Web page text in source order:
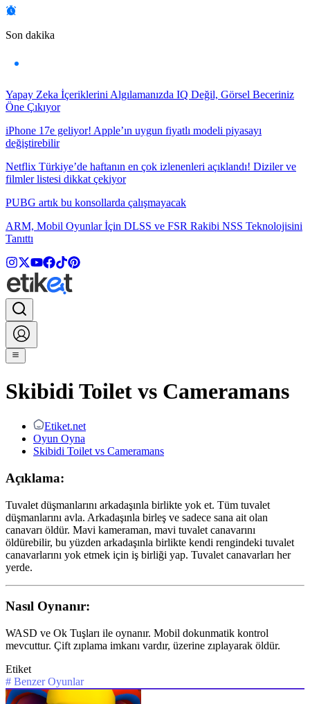
Son dakika
Yapay Zeka İçeriklerini Algılamanızda IQ Değil, Görsel Beceriniz
Öne Çıkıyor
iPhone 17e geliyor! Apple’ın uygun fiyatlı modeli piyasayı
değiştirebilir
Netflix Türkiye’de haftanın en çok izlenenleri açıklandı! Diziler ve
filmler listesi dikkat çekiyor
PUBG artık bu konsollarda çalışmayacak
ARM, Mobil Oyunlar İçin DLSS ve FSR Rakibi NSS Teknolojisini
Tanıttı
Skibidi Toilet vs Cameramans
Etiket.net
Oyun Oyna
Skibidi Toilet vs Cameramans
Açıklama:
Tuvalet düşmanlarını arkadaşınla birlikte yok et. Tüm tuvalet
düşmanlarını avla. Arkadaşınla birleş ve sadece sana ait olan
canavarı öldür. Mavi kameraman, mavi tuvalet canavarını
öldürebilir, bu yüzden arkadaşınla birlikte kendi rengindeki tuvalet
canavarlarını yok etmek için iş birliği yap. Tuvalet canavarları her
yerde.
Nasıl Oynanır:
WASD ve Ok Tuşları ile oynanır. Mobil dokunmatik kontrol
mevcuttur. Çift zıplama imkanı vardır, üzerine zıplayarak öldür.
Etiket
# Benzer Oyunlar